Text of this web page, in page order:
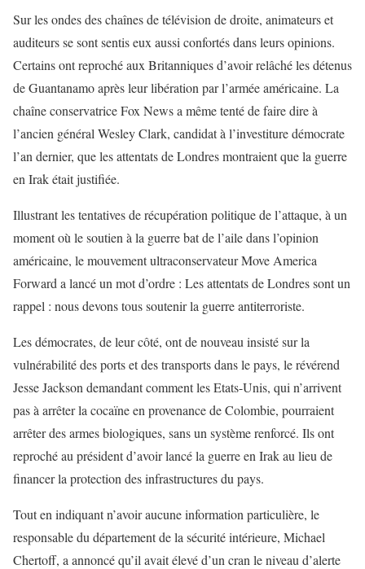
Sur les ondes des chaînes de télévision de droite, animateurs et
auditeurs se sont sentis eux aussi confortés dans leurs opinions.
Certains ont reproché aux Britanniques d’avoir relâché les détenus
de Guantanamo après leur libération par l’armée américaine. La
chaîne conservatrice Fox News a même tenté de faire dire à
l’ancien général Wesley Clark, candidat à l’investiture démocrate
l’an dernier, que les attentats de Londres montraient que la guerre
en Irak était justifiée.
Illustrant les tentatives de récupération politique de l’attaque, à un
moment où le soutien à la guerre bat de l’aile dans l’opinion
américaine, le mouvement ultraconservateur Move America
Forward a lancé un mot d’ordre : Les attentats de Londres sont un
rappel : nous devons tous soutenir la guerre antiterroriste.
Les démocrates, de leur côté, ont de nouveau insisté sur la
vulnérabilité des ports et des transports dans le pays, le révérend
Jesse Jackson demandant comment les Etats-Unis, qui n’arrivent
pas à arrêter la cocaïne en provenance de Colombie, pourraient
arrêter des armes biologiques, sans un système renforcé. Ils ont
reproché au président d’avoir lancé la guerre en Irak au lieu de
financer la protection des infrastructures du pays.
Tout en indiquant n’avoir aucune information particulière, le
responsable du département de la sécurité intérieure, Michael
Chertoff, a annoncé qu’il avait élevé d’un cran le niveau d’alerte